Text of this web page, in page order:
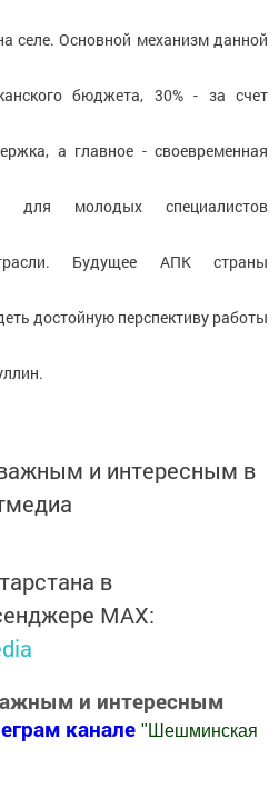
селе. Основной механизм данной
бюджета, 30% - за счет
а главное - своевременная
для молодых специалистов
Будущее АПК страны
достойную перспективу работы
и интересным в
в
MАХ:
и интересным
канале " Шешминская